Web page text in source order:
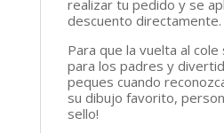
realizar tu pedido y se
descuento directamente.
Para que la vuelta al cole
para los padres y
peques cuando
su dibujo favorito,
sello!